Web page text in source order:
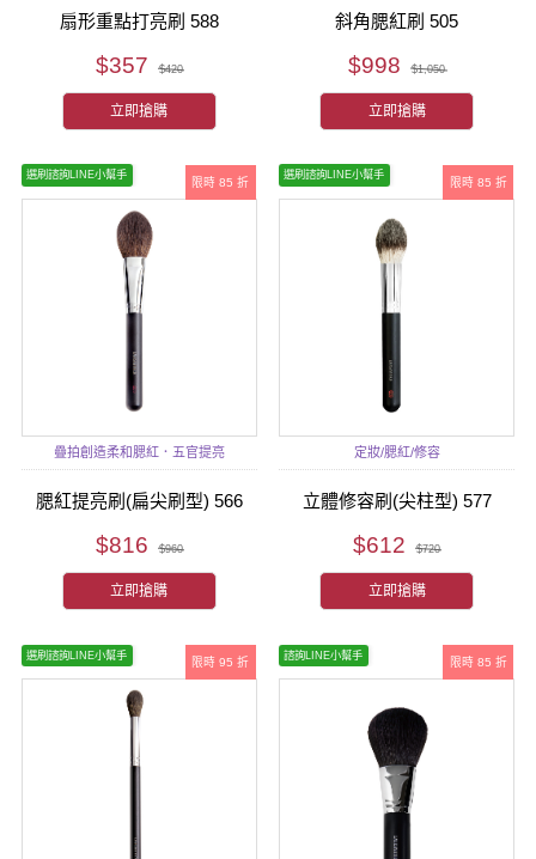
扇形重點打亮刷 588
$357 $420
立即搶購
斜角腮紅刷 505
$998 $1,050
立即搶購
限時 85 折
選刷諮詢LINE小幫手
疊拍創造柔和腮紅．五官提亮
腮紅提亮刷(扁尖刷型) 566
$816 $960
立即搶購
限時 85 折
選刷諮詢LINE小幫手
定妝/腮紅/修容
立體修容刷(尖柱型) 577
$612 $720
立即搶購
限時 95 折
選刷諮詢LINE小幫手
限時 85 折
諮詢LINE小幫手